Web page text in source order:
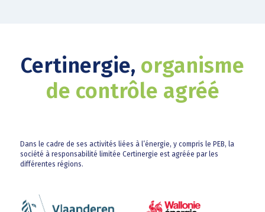
Certinergie, organisme
de contrôle agréé
Dans le cadre de ses activités liées à l’énergie, y compris le PEB, la
société à responsabilité limitée Certinergie est agréée par les
différentes régions.